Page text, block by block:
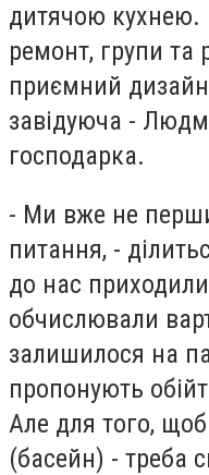
дитячою кухнею.
ремонт, групи та
приємний
завідуюча -
господарка.
- Ми вже не
питання, -
до нас приходили
обчислювали
залишилося на
пропонують
Але для того,
(басейн) - треба